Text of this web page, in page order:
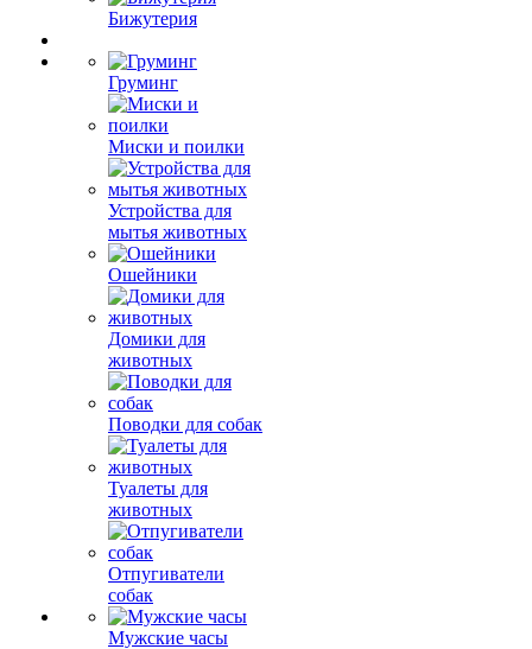
Бижутерия
Груминг
Миски и поилки
Устройства для
мытья животных
Ошейники
Домики для
животных
Поводки для собак
Туалеты для
животных
Отпугиватели
собак
Мужские часы